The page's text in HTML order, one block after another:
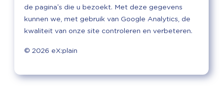
de pagina’s die u bezoekt. Met deze gegevens
kunnen we, met gebruik van Google Analytics, de
kwaliteit van onze site controleren en verbeteren.
© 2026 eX:plain